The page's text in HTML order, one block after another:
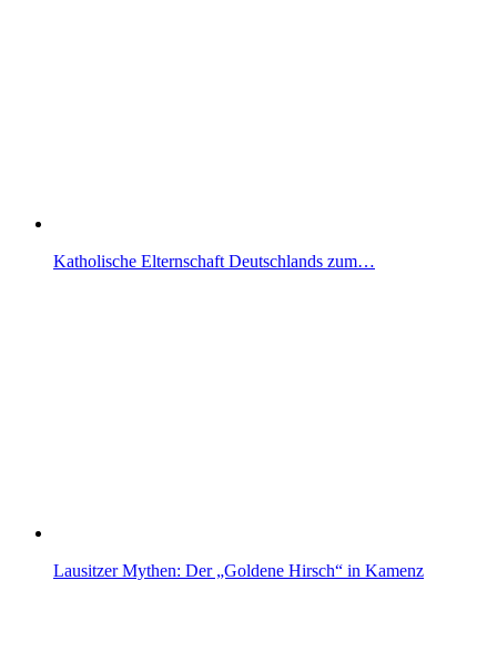
Katholische Elternschaft Deutschlands zum…
Lausitzer Mythen: Der „Goldene Hirsch“ in Kamenz